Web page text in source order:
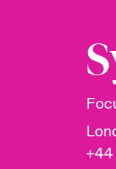
Wer wir sind
News &
Kundenportal
+44